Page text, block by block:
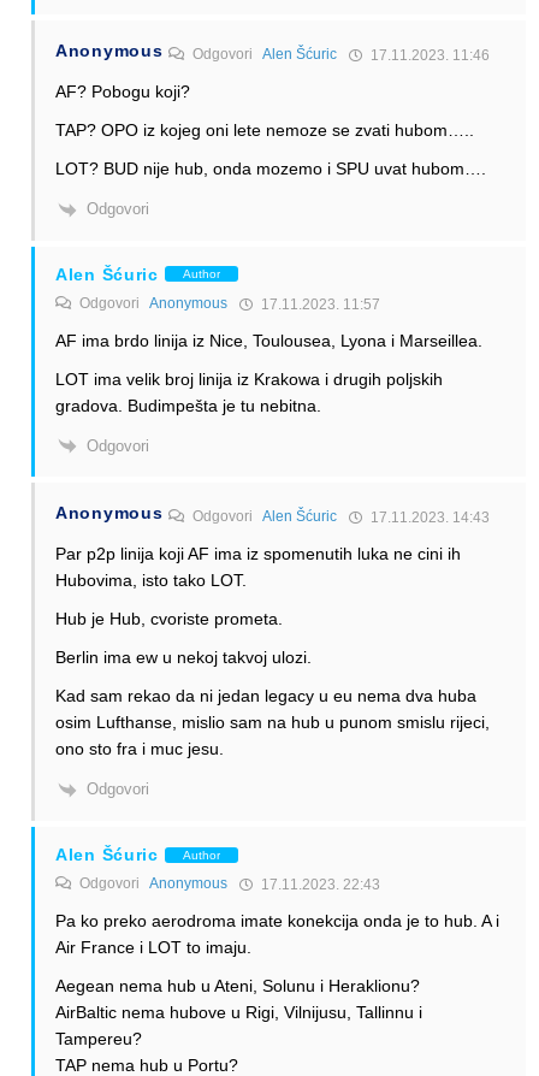
Anonymous OdgovoriAlen Šćuric 17.11.2023. 11:46
AF? Pobogu koji?
TAP? OPO iz kojeg oni lete nemoze se zvati hubom…..
LOT? BUD nije hub, onda mozemo i SPU uvat hubom….
Odgovori
Alen Šćuric Author
Odgovori Anonymous 17.11.2023. 11:57
AF ima brdo linija iz Nice, Toulousea, Lyona i Marseillea.
LOT ima velik broj linija iz Krakowa i drugih poljskih
gradova. Budimpešta je tu nebitna.
Odgovori
Anonymous OdgovoriAlen Šćuric 17.11.2023. 14:43
Par p2p linija koji AF ima iz spomenutih luka ne cini ih
Hubovima, isto tako LOT.
Hub je Hub, cvoriste prometa.
Berlin ima ew u nekoj takvoj ulozi.
Kad sam rekao da ni jedan legacy u eu nema dva huba
osim Lufthanse, mislio sam na hub u punom smislu rijeci,
ono sto fra i muc jesu.
Odgovori
Alen Šćuric Author
Odgovori Anonymous 17.11.2023. 22:43
Pa ko preko aerodroma imate konekcija onda je to hub. A i
Air France i LOT to imaju.
Aegean nema hub u Ateni, Solunu i Heraklionu?
AirBaltic nema hubove u Rigi, Vilnijusu, Tallinnu i
Tampereu?
TAP nema hub u Portu?